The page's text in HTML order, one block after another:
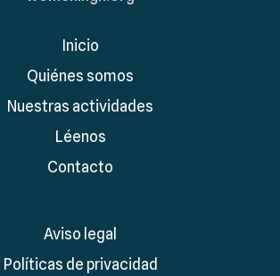
Inicio
Quiénes somos
Nuestras actividades
Léenos
Contacto
Aviso legal
Políticas de privacidad